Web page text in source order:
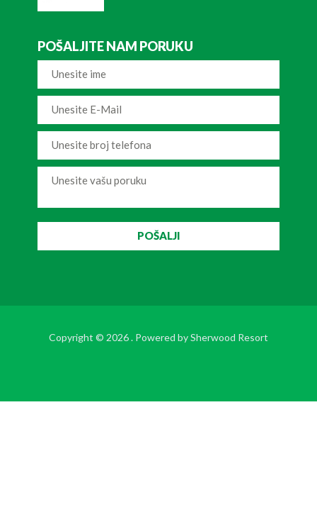
POŠALJITE NAM PORUKU
Copyright © 2026 . Powered bySherwood Resort